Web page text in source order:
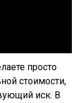
просто
стоимости,
иск. В